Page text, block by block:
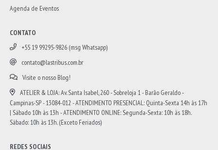
Agenda de Eventos
CONTATO
+55 19 99295-9826 (msg Whatsapp)
contato@lastribus.com.br
Visite o nosso Blog!
ATELIER & LOJA: Av. Santa Isabel, 260 - Sobreloja 1 - Barão Geraldo -
Campinas-SP - 13084-012 - ATENDIMENTO PRESENCIAL: Quinta-Sexta 14h às 17h
| Sábado 10h às 13h - ATENDIMENTO ONLINE: Segunda-Sexta: 10h às 18h.
Sábado: 10h às 13h. (Exceto Feriados)
REDES SOCIAIS